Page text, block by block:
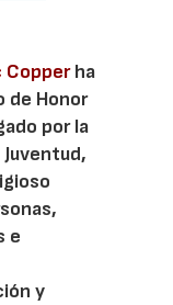
ha
de Honor
por la
e
y